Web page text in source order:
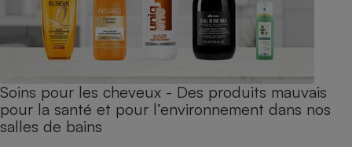
Soins pour les cheveux - Des produits mauvais
pour la santé et pour l’environnement dans nos
salles de bains